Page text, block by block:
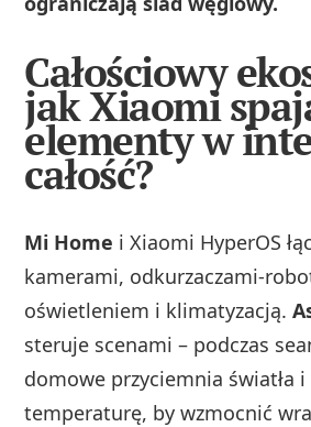
Całościowy
jak Xiaomi
elementy w
całość?
Mi Home i Xiaomi HyperOS
kamerami, odkurzaczami-
oświetleniem i klimatyzacją.
steruje scenami – podczas
domowe przyciemnia światła
temperaturę, by wzmocnić